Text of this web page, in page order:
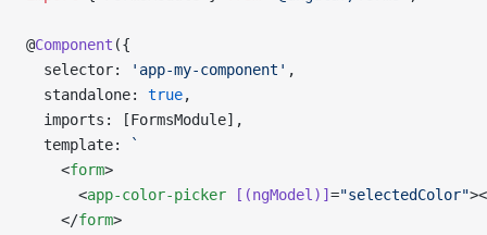
@Component ({
  selector:
'app-my-component' ,
  standalone:
true,
  imports: [FormsModule],
  template:
`
    <
form>
      <
app-color-picker [(ngModel)] ="selectedColor"
    </
form>